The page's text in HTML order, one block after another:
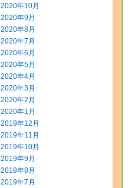
2020年10月
2020年9月
2020年8月
2020年7月
2020年6月
2020年5月
2020年4月
2020年3月
2020年2月
2020年1月
2019年12月
2019年11月
2019年10月
2019年9月
2019年8月
2019年7月